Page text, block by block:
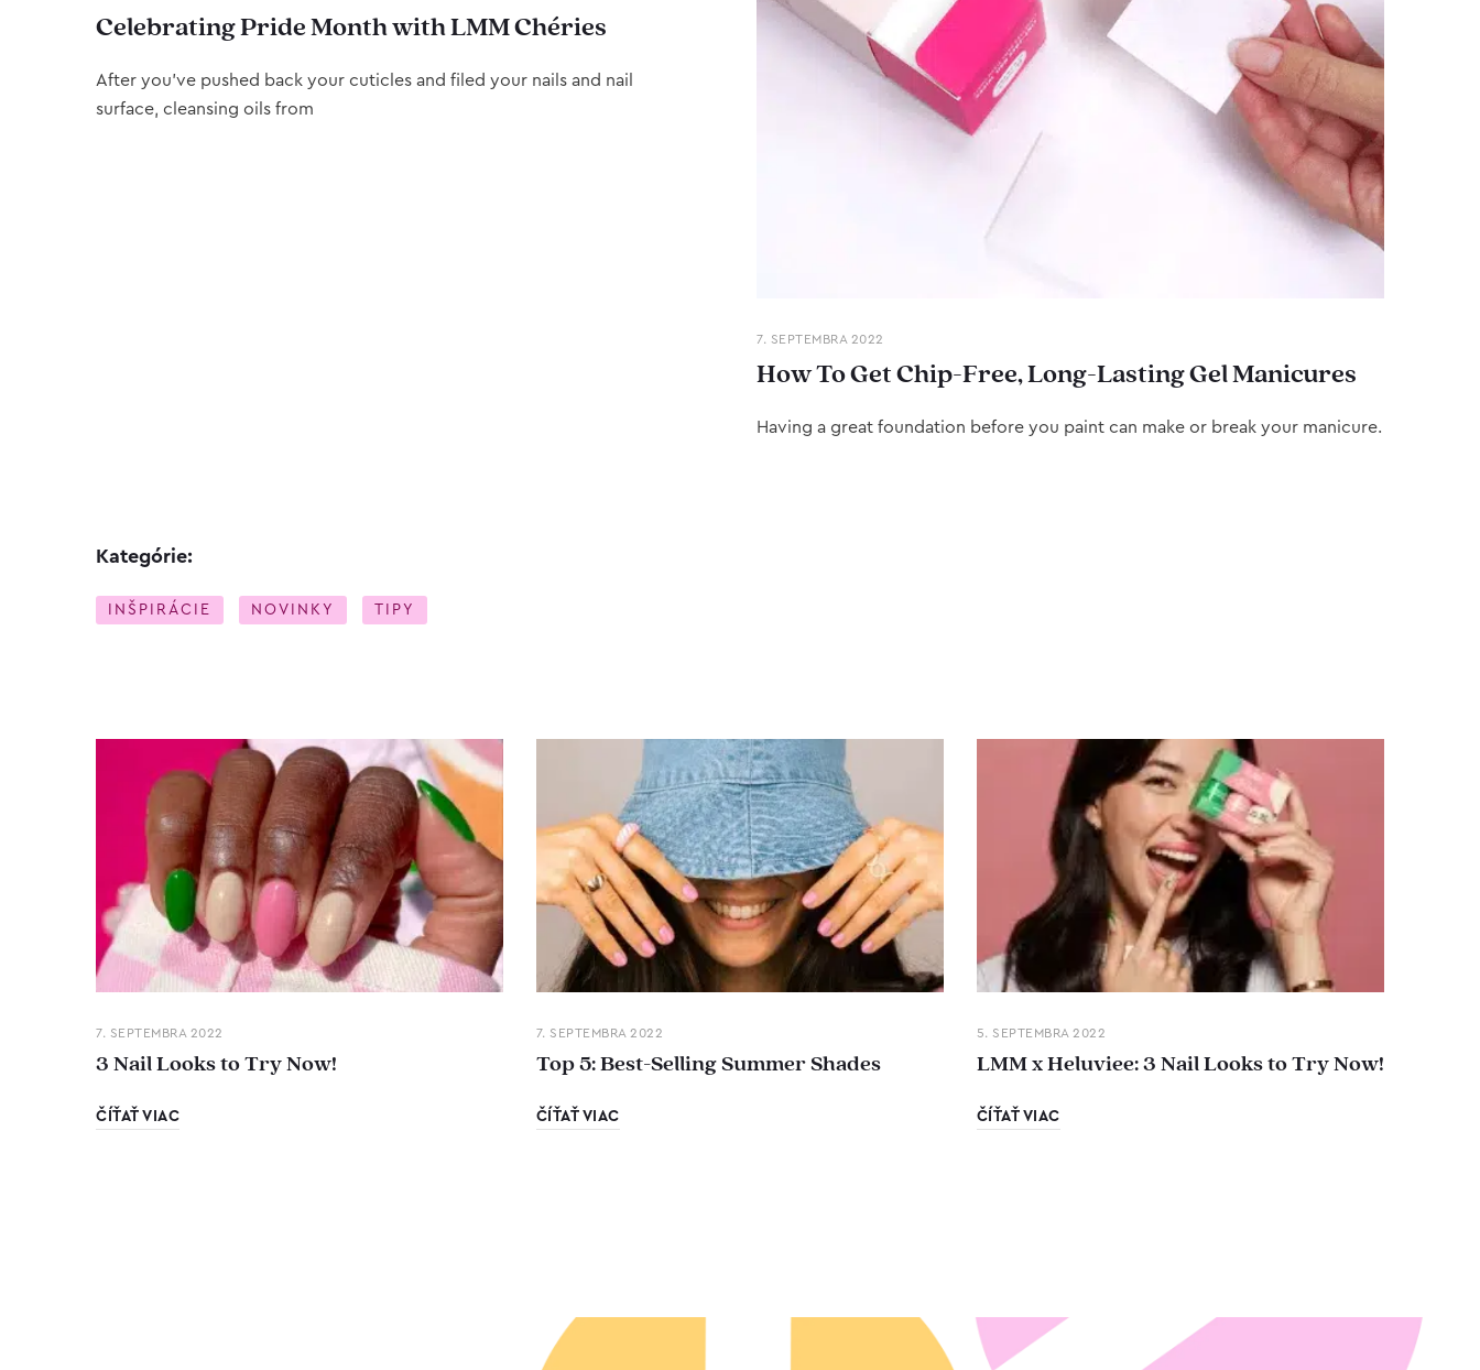
Celebrating Pride Month with LMM Chéries
After you’ve pushed back your cuticles and filed your nails and nail
surface, cleansing oils from
7. SEPTEMBRA 2022
How To Get Chip-Free, Long-Lasting Gel Manicures
Having a great foundation before you paint can make or break your manicure.
Kategórie:
INŠPIRÁCIE NOVINKY TIPY
7. SEPTEMBRA 2022
3 Nail Looks to Try Now!
ČÍŤAŤ VIAC
7. SEPTEMBRA 2022
Top 5: Best-Selling Summer Shades
ČÍŤAŤ VIAC
5. SEPTEMBRA 2022
LMM x Heluviee: 3 Nail Looks to Try Now!
ČÍŤAŤ VIAC